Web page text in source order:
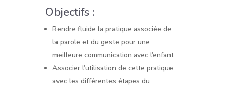
Objectifs :
Rendre fluide la pratique associée de
la parole et du geste pour une
meilleure communication avec l’enfant
Associer l’utilisation de cette pratique
avec les différentes étapes du